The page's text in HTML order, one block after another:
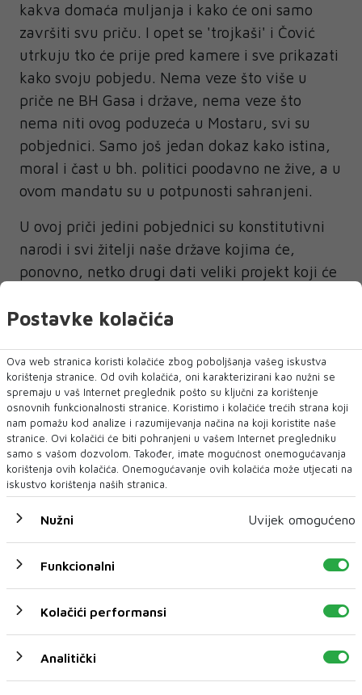
kakva domaća muljanja i kako će oni samo
završiti svu priču. I opet se 'trojkaši' i Čović
utrkuju tko će prije pred kamere i sve prikazati
kako svoju pobjedu. Nema veze što više u
priče ne BH Gasa i države, nema veze što
nema niti ovog poduzeća u Mostaru, svi su
pobjednici. Samo još jedan dokaz kako istina,
moral i čast u bh. politici poodavno ne žive, a u
ovom mandatu su u potpunosti sahranjeni.
U ovoj priči jedini pobjednici su konstitutivni
narodi i svi žitelji naše države kojima će,
ponovno, netko drugi dati veliki projekt koji će
razvoja. Na tome treba zahvaliti samo i jedino
bh. narodi i žitelji birali na izborima i dalje bi
imali ono što smo imali i do sada – korupciju,
klijentelizam, kriminal, nepotizam,
uništavanje ekonomije i primisli pravne
države, besramno bogaćenje političara za
samo jedan mandat u vlasti, spengavanja,
populizam, demagogiju…
Postavke kolačića
Ova web stranica koristi kolačiće zbog poboljšanja vašeg iskustva
korištenja stranice. Od ovih kolačića, oni karakterizirani kao nužni se
spremaju u vaš Internet preglednik pošto su ključni za korištenje
osnovnih funkcionalnosti stranice. Koristimo i kolačiće trećih strana koji
nam pomažu kod analize i razumijevanja načina na koji koristite naše
stranice. Ovi kolačići će biti pohranjeni u vašem Internet pregledniku
samo s vašom dozvolom. Također, imate mogućnost onemogućavanja
korištenja ovih kolačića. Onemogućavanje ovih kolačića može utjecati na
iskustvo korištenja naših stranica.
Nužni Uvijek omogućeno
Funkcionalni
Kolačići performansi
Analitički